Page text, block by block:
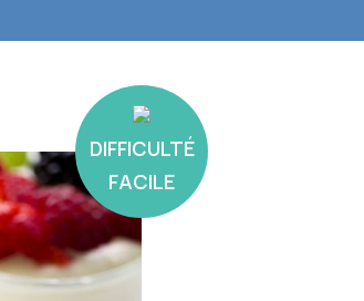
DIFFICULTÉ
FACILE